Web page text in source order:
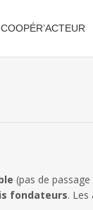
(pas de
fondateurs. Les